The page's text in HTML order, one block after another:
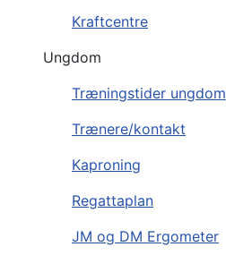
Kraftcentre
Ungdom
Træningstider ungdom
Trænere/kontakt
Kaproning
Regattaplan
JM og DM Ergometer